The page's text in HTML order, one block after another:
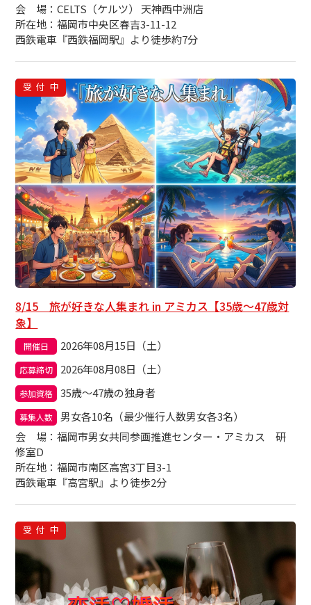
会場：CELTS（ケルツ） 天神西中洲店
所在地：福岡市中央区春吉3-11-12
西鉄電車『西鉄福岡駅』より徒歩約7分
受付中
8/15 旅が好きな人集まれ in アミカス【35歳～47歳対
象】
開催日 2026年08月15日（土）
応募締切 2026年08月08日（土）
参加資格 35歳～47歳の独身者
募集人数
男女各10名（最少催行人数男女各3名）
会場：福岡市男女共同参画推進センター・アミカス 研
修室D
所在地：福岡市南区高宮3丁目3-1
西鉄電車『高宮駅』より徒歩2分
受付中